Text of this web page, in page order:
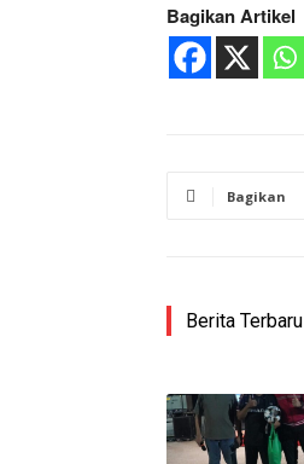
Bagikan Artikel
Bagikan
Berita Terbaru